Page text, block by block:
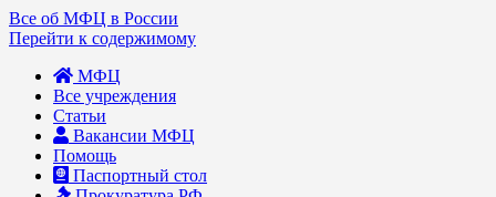
Все об МФЦ в России
Перейти к содержимому
МФЦ
Все учреждения
Статьи
Вакансии МФЦ
Помощь
Паспортный стол